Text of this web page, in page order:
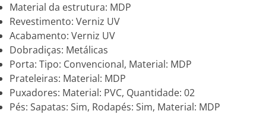
Material da estrutura: MDP
Revestimento: Verniz UV
Acabamento: Verniz UV
Dobradiças: Metálicas
Porta: Tipo: Convencional, Material: MDP
Prateleiras: Material: MDP
Puxadores: Material: PVC, Quantidade: 02
Pés: Sapatas: Sim, Rodapés: Sim, Material: MDP